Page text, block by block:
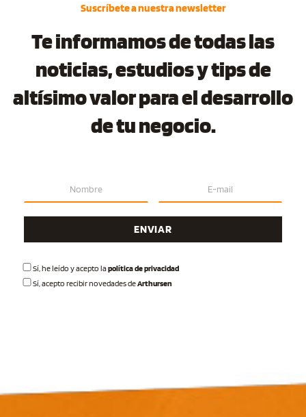
Suscríbete a nuestra newsletter
Te informamos de todas las
noticias, estudios y tips de
altísimo valor para el desarrollo
de tu negocio.
Sí, he leído y acepto lapolítica de privacidad
Sí, acepto recibir novedades deArthursen